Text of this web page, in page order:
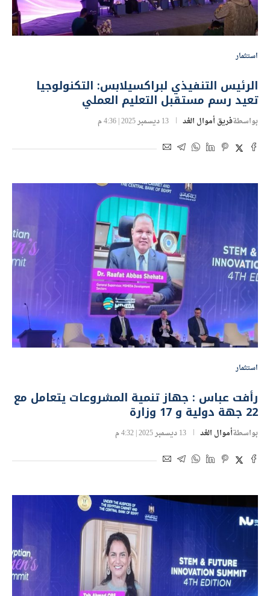
استثمار
‏الرئيس التنفيذي لبراكسيلابس: التكنولوجيا
تعيد رسم مستقبل التعليم العملي
بواسطةفريق أموال الغد 13 ديسمبر 2025 | 4:36 م
استثمار
رأفت عباس : جهاز تنمية المشروعات يتعامل مع
22 جهة دولية و 17 وزارة
بواسطةأموال الغد 13 ديسمبر 2025 | 4:32 م